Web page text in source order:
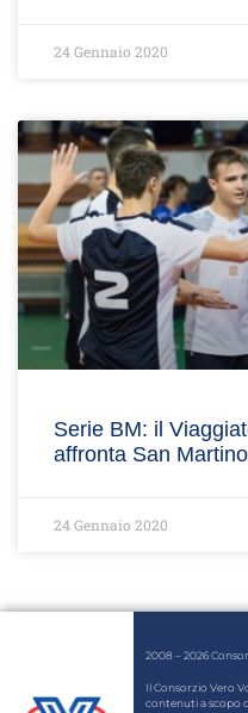
24 Gennaio 2020
Serie BM: il
affronta San Martino
24 Gennaio 2020
2008 – 2026
Il Consorzio Vero
contenuti a scopo